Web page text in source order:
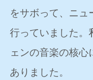
をサボって、ニュ
行っていました。
ェンの音楽の核
ありました。